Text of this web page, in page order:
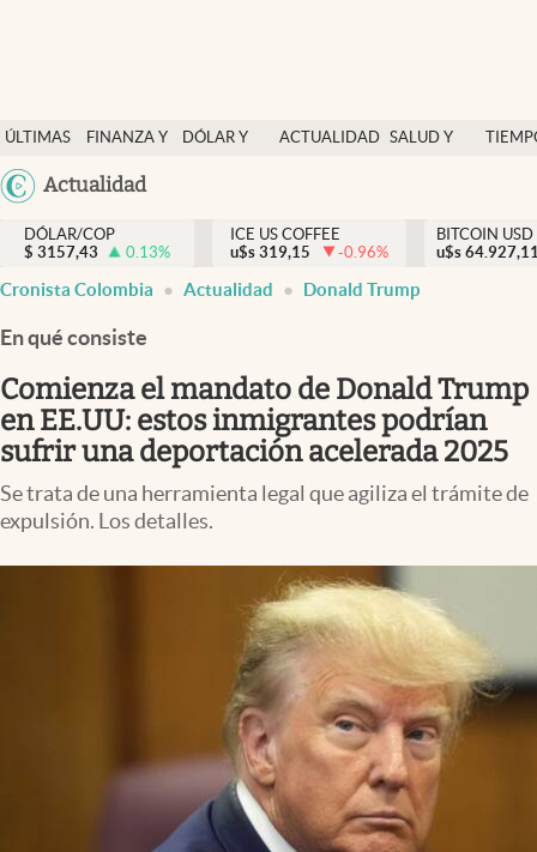
ÚLTIMAS
NOTICIAS
FINANZA Y
DÓLAR Y
ACTUALIDAD SALUD Y
México
Actualidad
Salud y nutrición
Vida espiritual
Actualidad
Colombia
DÓLAR/COP
$ 3157,43 0.13%
ICE US COFFEE
u$s 319,15 -0.96%
BITCOIN USD
u$s
Cronista Colombia Actualidad Donald Trump
En qué consiste
Comienza el mandato de Donald Trump
en EE.UU: estos inmigrantes podrían
sufrir una deportación acelerada 2025
Se trata de una herramienta legal que agiliza el trámite de
expulsión. Los detalles.